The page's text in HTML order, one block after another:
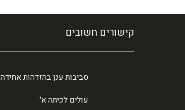
קישורים חשובים
סביבות ענן בהזדהות אחידה
עולים לכיתה א'